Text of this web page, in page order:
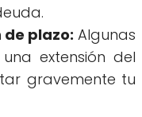
plazo: Algunas
extensión del
gravemente tu